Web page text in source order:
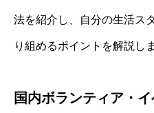
法を紹介し、自分の生活ス
り組めるポイントを解説し
国内ボランティア・